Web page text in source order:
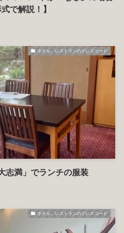
で解説！】
ホテル、レストランのドレスコード
志満」でランチの服装
ホテル、レストランのドレスコード